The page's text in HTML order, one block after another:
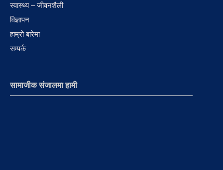
स्वास्थ्य – जीवनशैली
विज्ञापन
हाम्रो बारेमा
सम्पर्क
सामाजीक संजालमा हामी